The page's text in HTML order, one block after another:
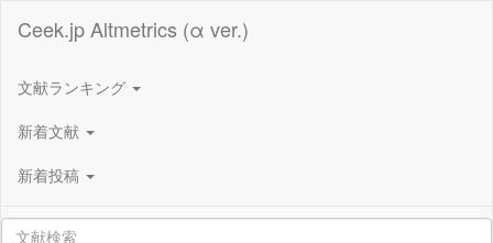
Ceek.jp Altmetrics (α ver.)
文献ランキング
新着文献
新着投稿